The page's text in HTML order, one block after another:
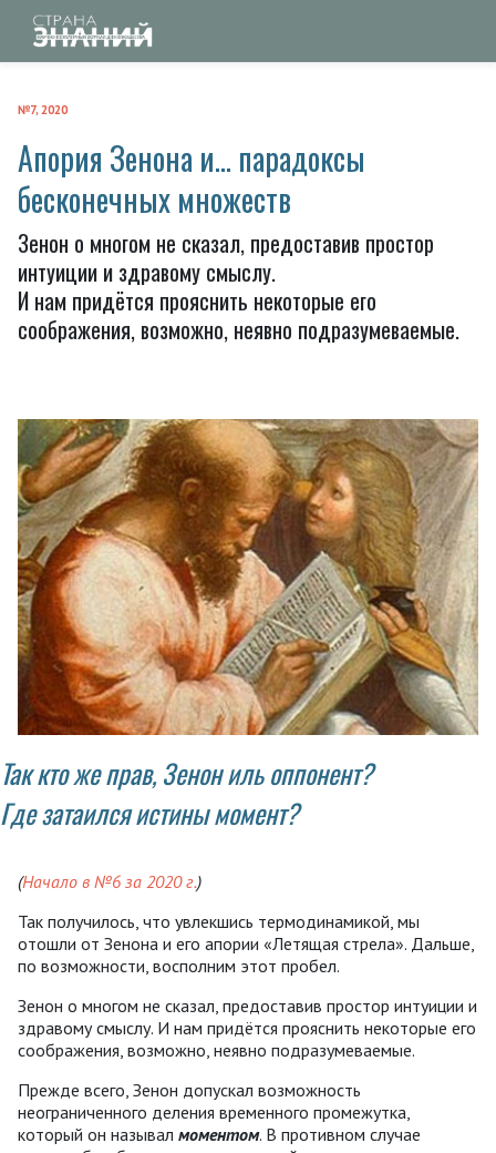
№7, 2020
Апория Зенона и… парадоксы
бесконечных множеств
Зенон о многом не сказал, предоставив простор
интуиции и здравому смыслу.
И нам придётся прояснить некоторые его
соображения, возможно, неявно подразумеваемые.
Так кто же прав, Зенон иль оппонент?
Где затаился истины момент?
(Начало в №6 за 2020 г.)
Так получилось, что увлекшись термодинамикой, мы
отошли от Зенона и его апории «Летящая стрела». Дальше,
по возможности, восполним этот пробел.
Зенон о многом не сказал, предоставив простор интуиции и
здравому смыслу. И нам придётся прояснить некоторые его
соображения, возможно, неявно подразумеваемые.
Прежде всего, Зенон допускал возможность
неограниченного деления временного промежутка,
который он называл моментом. В противном случае